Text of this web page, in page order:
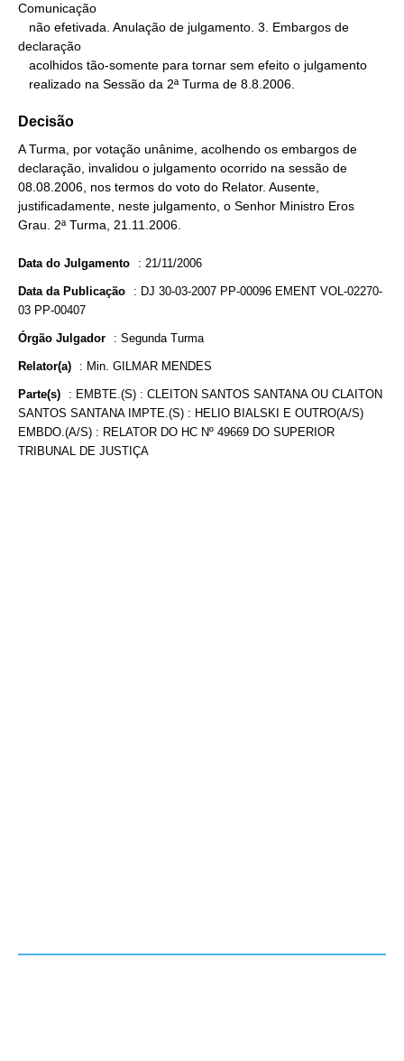
Comunicação
declaração
   realizado na Sessão da 2ª Turma de 8.8.2006.
Decisão
A Turma, por votação unânime, acolhendo os embargos de
declaração, invalidou o julgamento ocorrido na sessão de
08.08.2006, nos termos do voto do Relator. Ausente,
justificadamente, neste julgamento, o Senhor Ministro Eros
Grau. 2ª Turma, 21.11.2006.
Data do Julgamento : 21/11/2006
Data da Publicação : DJ 30-03-2007 PP-00096 EMENT VOL-02270-
03 PP-00407
Órgão Julgador : Segunda Turma
Relator(a) : Min. GILMAR MENDES
Parte(s) : EMBTE.(S) : CLEITON SANTOS SANTANA OU CLAITON
SANTOS SANTANA IMPTE.(S) : HELIO BIALSKI E OUTRO(A/S)
EMBDO.(A/S) : RELATOR DO HC Nº 49669 DO SUPERIOR
TRIBUNAL DE JUSTIÇA